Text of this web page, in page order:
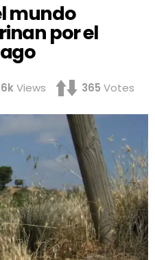
mundo
por el
Views 365 Votes